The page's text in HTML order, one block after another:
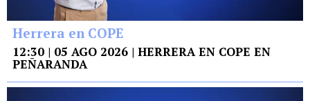
Herrera en COPE
12:30 | 05 AGO 2026 | HERRERA EN COPE EN
PEÑARANDA